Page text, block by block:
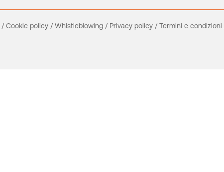
/Cookie policy /Whistleblowing / Privacy policy /Termini e condizioni